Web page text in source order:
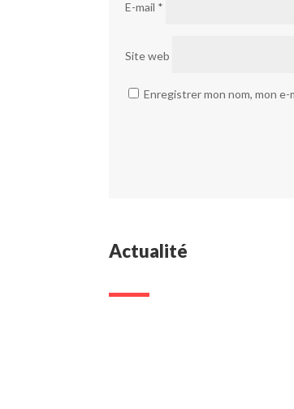
E-mail *
Site web
Enregistrer mon nom, mon
Actualité